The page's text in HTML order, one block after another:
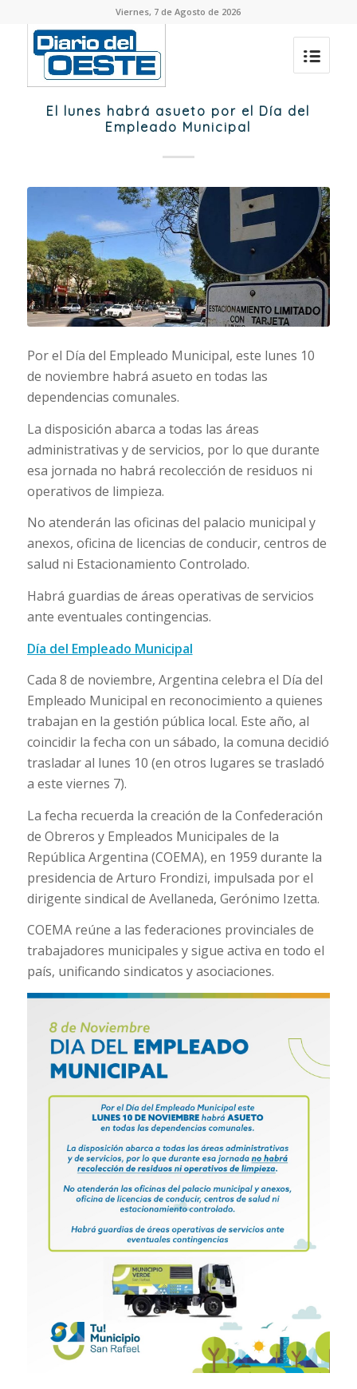
Viernes, 7 de Agosto de 2026
El lunes habrá asueto por el Día del
Empleado Municipal
Por el Día del Empleado Municipal, este lunes 10
de noviembre habrá asueto en todas las
dependencias comunales.
La disposición abarca a todas las áreas
administrativas y de servicios, por lo que durante
esa jornada no habrá recolección de residuos ni
operativos de limpieza.
No atenderán las oficinas del palacio municipal y
anexos, oficina de licencias de conducir, centros de
salud ni Estacionamiento Controlado.
Habrá guardias de áreas operativas de servicios
ante eventuales contingencias.
Día del Empleado Municipal
Cada 8 de noviembre, Argentina celebra el Día del
Empleado Municipal en reconocimiento a quienes
trabajan en la gestión pública local. Este año, al
coincidir la fecha con un sábado, la comuna decidió
trasladar al lunes 10 (en otros lugares se trasladó
a este viernes 7).
La fecha recuerda la creación de la Confederación
de Obreros y Empleados Municipales de la
República Argentina (COEMA), en 1959 durante la
presidencia de Arturo Frondizi, impulsada por el
dirigente sindical de Avellaneda, Gerónimo Izetta.
COEMA reúne a las federaciones provinciales de
trabajadores municipales y sigue activa en todo el
país, unificando sindicatos y asociaciones.